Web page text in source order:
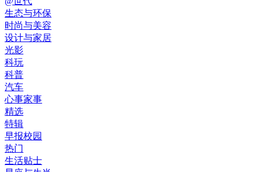
生态与环保
时尚与美容
设计与家居
光影
科玩
科普
汽车
心事家事
精选
特辑
早报校园
热门
生活贴士